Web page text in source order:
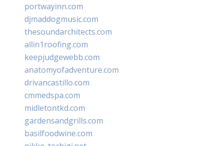
portwayinn.com
djmaddogmusic.com
thesoundarchitects.com
allin1roofing.com
keepjudgewebb.com
anatomyofadventure.com
drivancastillo.com
cmmedspa.com
midletontkd.com
gardensandgrills.com
basilfoodwine.com